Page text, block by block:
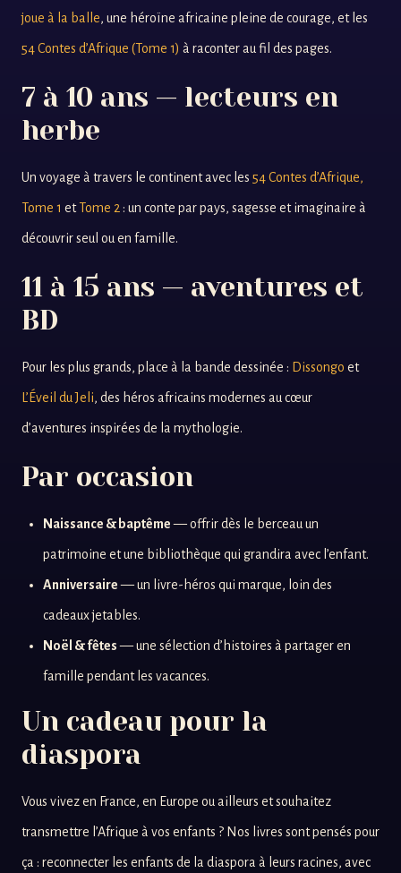
joue à la balle, une héroïne africaine pleine de courage, et les
54 Contes d’Afrique (Tome 1) à raconter au fil des pages.
7 à 10 ans — lecteurs en
herbe
Un voyage à travers le continent avec les 54 Contes d’Afrique,
Tome 1 etTome 2 : un conte par pays, sagesse et imaginaire à
découvrir seul ou en famille.
11 à 15 ans — aventures et
BD
Pour les plus grands, place à la bande dessinée : Dissongo et
L’Éveil du Jeli, des héros africains modernes au cœur
d’aventures inspirées de la mythologie.
Par occasion
Naissance & baptême— offrir dès le berceau un
patrimoine et une bibliothèque qui grandira avec l’enfant.
Anniversaire— un livre-héros qui marque, loin des
cadeaux jetables.
Noël & fêtes— une sélection d’histoires à partager en
famille pendant les vacances.
Un cadeau pour la
diaspora
Vous vivez en France, en Europe ou ailleurs et souhaitez
transmettre l’Afrique à vos enfants ? Nos livres sont pensés pour
ça : reconnecter les enfants de la diaspora à leurs racines, avec